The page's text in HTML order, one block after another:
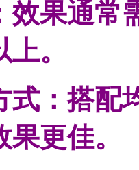
效果通常
上。
式：搭配
果更佳。